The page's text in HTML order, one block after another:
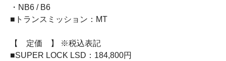
・NB6 / B6
■トランスミッション：MT
【 定価 】 ※税込表記
■SUPER LOCK LSD：184,800円